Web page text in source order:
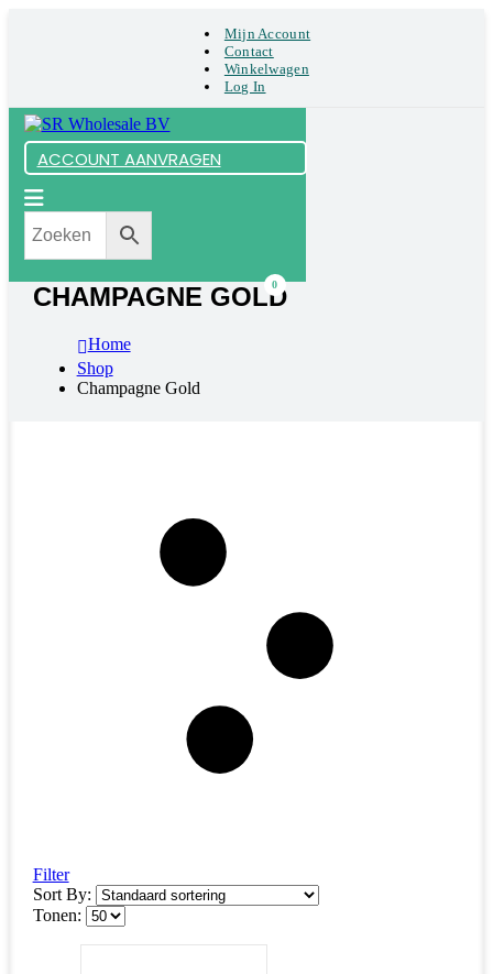
Mijn Account
Contact
Winkelwagen
Log In
ACCOUNT AANVRAGEN
0
CHAMPAGNE GOLD
Home
Shop
Champagne Gold
Filter
Sort By:
Tonen: